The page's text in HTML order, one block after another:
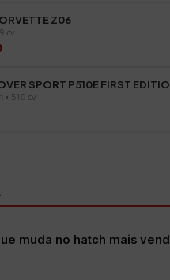
Z06
cv
SPORT P510E FIRST
• 510 cv
muda no hatch mais